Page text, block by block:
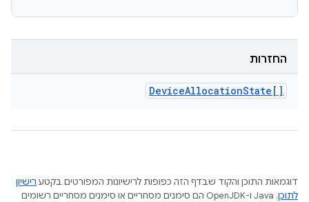
החזרות
DeviceAllocationState[]
דוגמאות התוכן והקוד שבדף הזה כפופות לרישיונות המפורטים בקטע רישיון
לתוכן
.‏ Java ו-OpenJDK הם סימנים מסחריים או סימנים מסחריים רשומים